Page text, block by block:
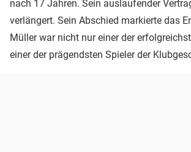
nach 17 Jahren. Sein auslaufender
verlängert. Sein Abschied markierte das
Müller war nicht nur einer der
einer der prägendsten Spieler der